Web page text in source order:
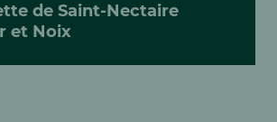
de Saint-Nectaire
et Noix